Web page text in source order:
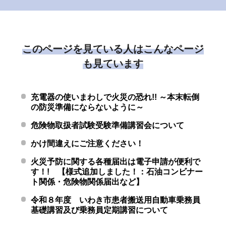
このページを見ている人はこんなページ
も見ています
充電器の使いまわしで火災の恐れ!! ～本末転倒
の防災準備にならないように～
危険物取扱者試験受験準備講習会について
かけ間違えにご注意ください！
火災予防に関する各種届出は電子申請が便利で
す！! 【様式追加しました！：石油コンビナー
ト関係・危険物関係届出など】
令和８年度 いわき市患者搬送用自動車乗務員
基礎講習及び乗務員定期講習について